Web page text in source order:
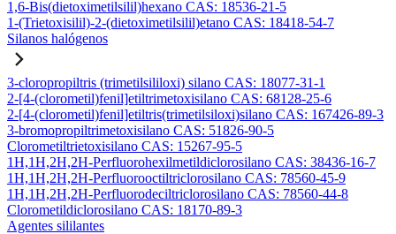
1,6-Bis(dietoximetilsilil)hexano CAS: 18536-21-5
1-(Trietoxisilil)-2-(dietoximetilsilil)etano CAS: 18418-54-7
Silanos halógenos
3-cloropropiltris (trimetilsililoxi) silano CAS: 18077-31-1
2-[4-(clorometil)fenil]etiltrimetoxisilano CAS: 68128-25-6
2-[4-(clorometil)fenil]etiltris(trimetilsiloxi)silano CAS: 167426-89-3
3-bromopropiltrimetoxisilano CAS: 51826-90-5
Clorometiltrietoxisilano CAS: 15267-95-5
1H,1H,2H,2H-Perfluorohexilmetildiclorosilano CAS: 38436-16-7
1H,1H,2H,2H-Perfluorooctiltriclorosilano CAS: 78560-45-9
1H,1H,2H,2H-Perfluorodeciltriclorosilano CAS: 78560-44-8
Clorometildiclorosilano CAS: 18170-89-3
Agentes sililantes